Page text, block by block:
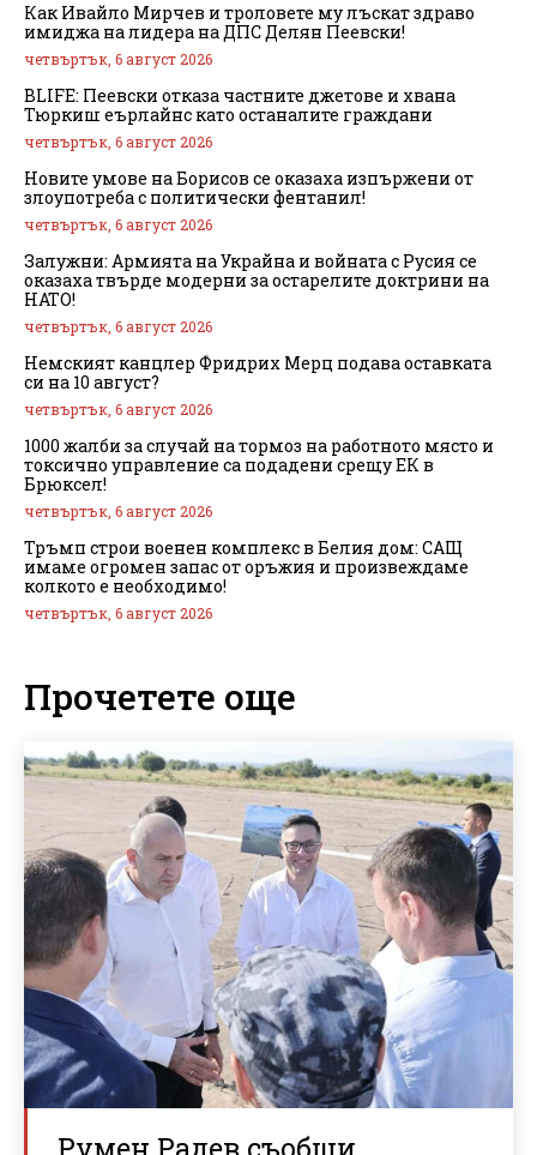
Как Ивайло Мирчев и троловете му лъскат здраво
имиджа на лидера на ДПС Делян Пеевски!
четвъртък, 6 август 2026
BLIFE: Пеевски отказа частните джетове и хвана
Тюркиш еърлайнс като останалите граждани
четвъртък, 6 август 2026
Новите умове на Борисов се оказаха изпържени от
злоупотреба с политически фентанил!
четвъртък, 6 август 2026
Залужни: Армията на Украйна и войната с Русия се
оказаха твърде модерни за остарелите доктрини на
НАТО!
четвъртък, 6 август 2026
Немският канцлер Фридрих Мерц подава оставката
си на 10 август?
четвъртък, 6 август 2026
1000 жалби за случай на тормоз на работното място и
токсично управление са подадени срещу ЕК в
Брюксел!
четвъртък, 6 август 2026
Тръмп строи военен комплекс в Белия дом: САЩ
имаме огромен запас от оръжия и произвеждаме
колкото е необходимо!
четвъртък, 6 август 2026
Прочетете още